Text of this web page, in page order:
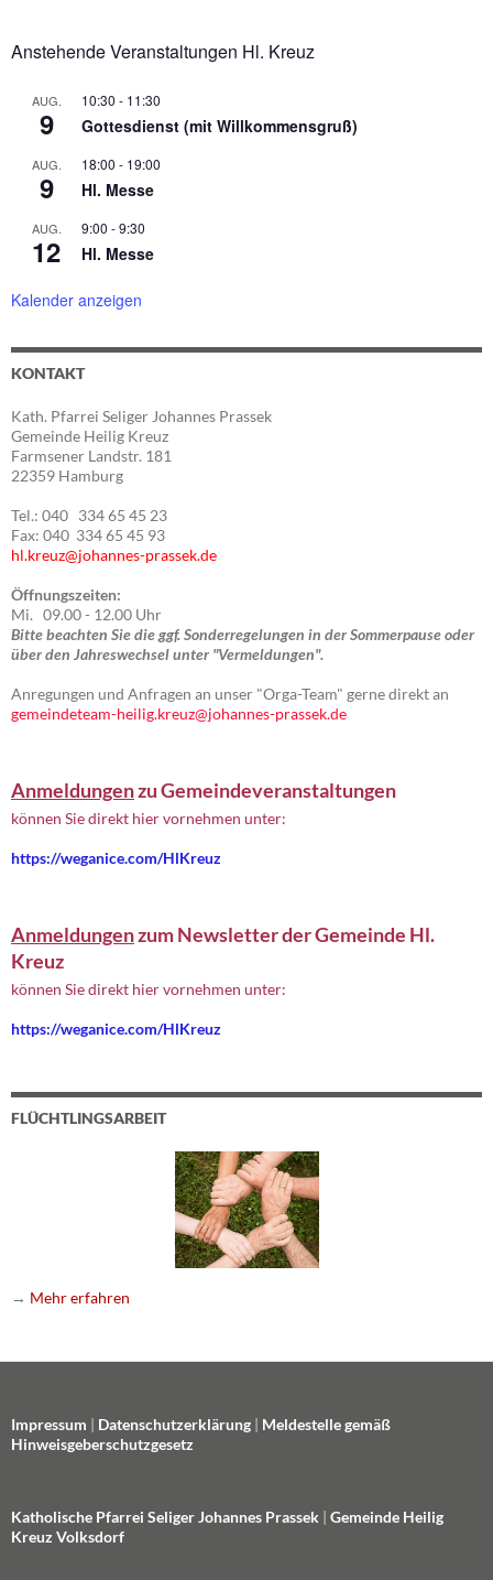
Anstehende Veranstaltungen Hl. Kreuz
AUG.
9
10:30 - 11:30
Gottesdienst (mit Willkommensgruß)
AUG.
9
18:00 - 19:00
Hl. Messe
AUG.
12
9:00 -9:30
Hl. Messe
Kalender anzeigen
KONTAKT
Kath. Pfarrei Seliger Johannes Prassek
Gemeinde Heilig Kreuz
Farmsener Landstr. 181
22359 Hamburg
Tel.: 040 334 65 45 23
Fax: 040 334 65 45 93
hl.kreuz@johannes-prassek.de
Öffnungszeiten:
Mi. 09.00 - 12.00 Uhr
Bitte beachten Sie die ggf. Sonderregelungen in der Sommerpause oder
über den Jahreswechsel unter "Vermeldungen".
Anregungen und Anfragen an unser "Orga-Team" gerne direkt an
gemeindeteam-heilig.kreuz@johannes-prassek.de
Anmeldungenzu Gemeindeveranstaltungen
können Sie direkt hier vornehmen unter:
https://weganice.com/HlKreuz
Anmeldungenzum Newsletter der Gemeinde Hl.
Kreuz
können Sie direkt hier vornehmen unter:
https://weganice.com/HlKreuz
FLÜCHTLINGSARBEIT
→ Mehr erfahren
Impressum | Datenschutzerklärung | Meldestelle gemäß
Hinweisgeberschutzgesetz
Katholische Pfarrei Seliger Johannes Prassek | Gemeinde Heilig
Kreuz Volksdorf